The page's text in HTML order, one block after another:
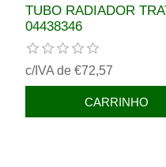
TUBO RADIADOR
04438346
c/IVA de €72,57